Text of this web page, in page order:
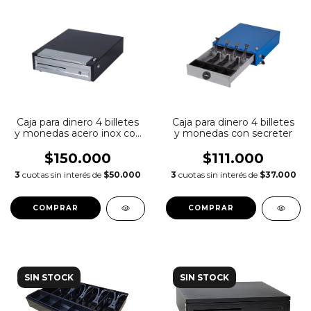
Caja para dinero 4 billetes
y monedas acero inox con
$150.000
3 cuotas sin interés de $50.000
Caja para dinero 4 billetes
y monedas con secreter
$111.000
3 cuotas sin interés de $37.000
COMPRAR
SIN STOCK SIN STOCK